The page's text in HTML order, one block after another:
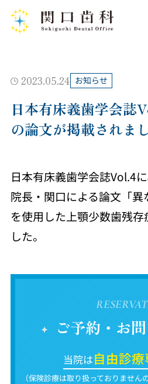
2023.05.24 お知らせ
日本有床義歯学会誌
の論文が掲載されま
日本有床義歯学会誌Vol.4に
院長・関口による論文「
を使用した上顎少数歯残
した。
ご予約・お
当院は自由診療
（保険診療は取り扱っておりません